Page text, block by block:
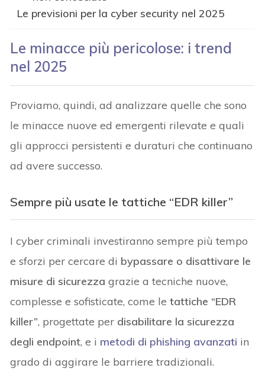
Le previsioni per la cyber security nel 2025
Le minacce più pericolose: i trend
nel 2025
Proviamo, quindi, ad analizzare quelle che sono
le minacce nuove ed emergenti rilevate e quali
gli approcci persistenti e duraturi che continuano
ad avere successo.
Sempre più usate le tattiche “EDR killer”
I cyber criminali investiranno sempre più tempo
e sforzi per cercare di bypassare o disattivare le
misure di sicurezza grazie a tecniche nuove,
complesse e sofisticate, come letattiche “EDR
killer”, progettate per disabilitare la sicurezza
degli endpoint, e i metodi di phishing avanzati in
grado di aggirare le barriere tradizionali.